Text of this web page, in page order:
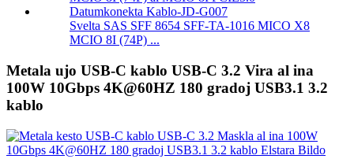
Svelta SAS SFF 8654 SFF-TA-1016 MICO X8
MCIO 8I (74P) ...
Metala ujo USB-C kablo USB-C 3.2 Vira al ina
100W 10Gbps 4K@60HZ 180 gradoj USB3.1 3.2
kablo